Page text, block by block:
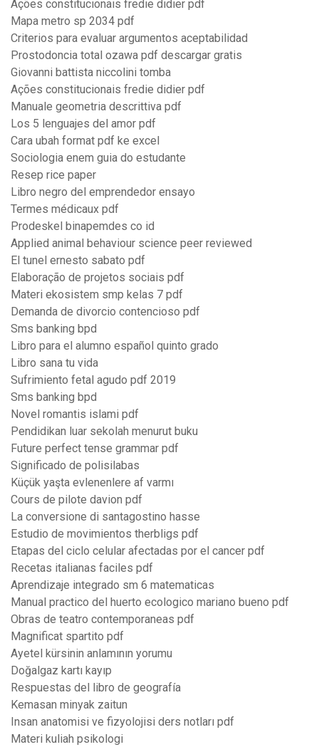
Ações constitucionais fredie didier pdf
Mapa metro sp 2034 pdf
Criterios para evaluar argumentos aceptabilidad
Prostodoncia total ozawa pdf descargar gratis
Giovanni battista niccolini tomba
Ações constitucionais fredie didier pdf
Manuale geometria descrittiva pdf
Los 5 lenguajes del amor pdf
Cara ubah format pdf ke excel
Sociologia enem guia do estudante
Resep rice paper
Libro negro del emprendedor ensayo
Termes médicaux pdf
Prodeskel binapemdes co id
Applied animal behaviour science peer reviewed
El tunel ernesto sabato pdf
Elaboração de projetos sociais pdf
Materi ekosistem smp kelas 7 pdf
Demanda de divorcio contencioso pdf
Sms banking bpd
Libro para el alumno español quinto grado
Libro sana tu vida
Sufrimiento fetal agudo pdf 2019
Sms banking bpd
Novel romantis islami pdf
Pendidikan luar sekolah menurut buku
Future perfect tense grammar pdf
Significado de polisilabas
Küçük yaşta evlenenlere af varmı
Cours de pilote davion pdf
La conversione di santagostino hasse
Estudio de movimientos therbligs pdf
Etapas del ciclo celular afectadas por el cancer pdf
Recetas italianas faciles pdf
Aprendizaje integrado sm 6 matematicas
Manual practico del huerto ecologico mariano bueno pdf
Obras de teatro contemporaneas pdf
Magnificat spartito pdf
Ayetel kürsinin anlamının yorumu
Doğalgaz kartı kayıp
Respuestas del libro de geografía
Kemasan minyak zaitun
Insan anatomisi ve fizyolojisi ders notları pdf
Materi kuliah psikologi